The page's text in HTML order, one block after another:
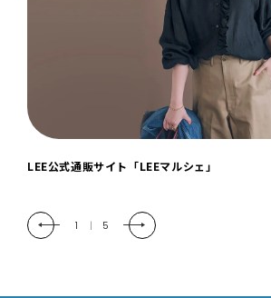
「LEE DAYS」本物志向にときめく。大人カ
2 | 5